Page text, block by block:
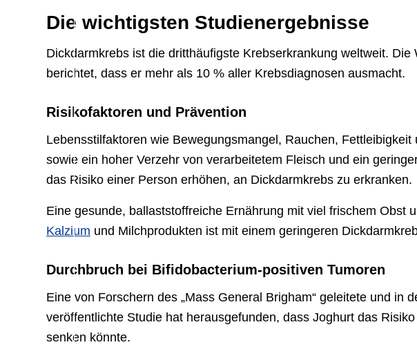
Die wichtigsten Studienergebnisse
Dickdarmkrebs ist die dritthäufigste Krebserkrankung weltweit.
berichtet, dass er mehr als 10 % aller Krebsdiagnosen ausmacht.
Risikofaktoren und Prävention
Lebensstilfaktoren wie Bewegungsmangel, Rauchen,
sowie ein hoher Verzehr von verarbeitetem Fleisch und ein
das Risiko einer Person erhöhen, an Dickdarmkrebs zu erkranken.
Eine gesunde, ballaststoffreiche Ernährung mit viel frischem Obst
Kalzium und Milchprodukten ist mit einem geringeren
Durchbruch bei Bifidobacterium-positiven Tumoren
Eine von Forschern des „Mass General Brigham“ geleitete und in
veröffentlichte Studie hat herausgefunden, dass Joghurt das
senken könnte.